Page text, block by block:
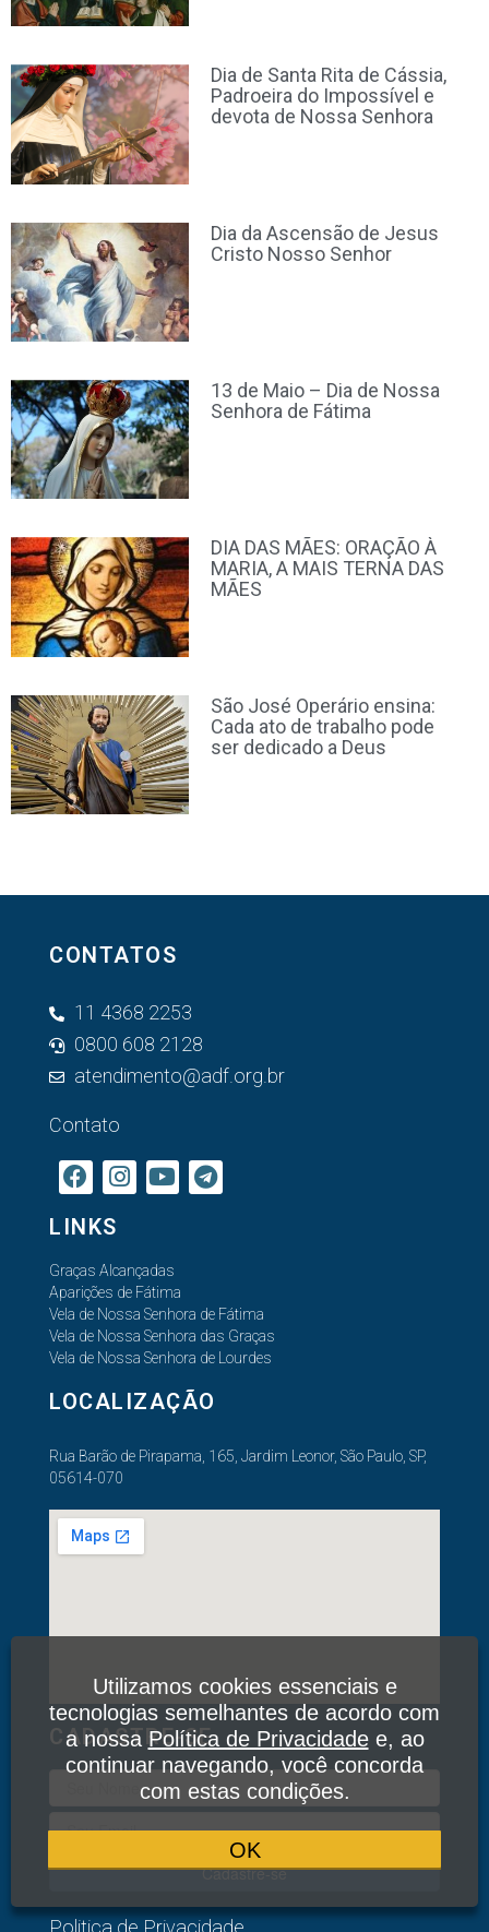
Dia de Santa Rita de Cássia,
Padroeira do Impossível e
devota de Nossa Senhora
Dia da Ascensão de Jesus
Cristo Nosso Senhor
13 de Maio – Dia de Nossa
Senhora de Fátima
DIA DAS MÃES: ORAÇÃO À
MARIA, A MAIS TERNA DAS
MÃES
São José Operário ensina:
Cada ato de trabalho pode
ser dedicado a Deus
CONTATOS
11 4368 2253
0800 608 2128
atendimento@adf.org.br
Contato
LINKS
Graças Alcançadas
Aparições de Fátima
Vela de Nossa Senhora de Fátima
Vela de Nossa Senhora das Graças
Vela de Nossa Senhora de Lourdes
LOCALIZAÇÃO
Rua Barão de Pirapama, 165, Jardim Leonor, São Paulo, SP,
05614-070
CADASTRE-SE
Cadastre-se
Politica de Privacidade
Utilizamos cookies essenciais e
tecnologias semelhantes de acordo com
a nossaPolítica de Privacidadee, ao
continuar navegando, você concorda
com estas condições.
OK